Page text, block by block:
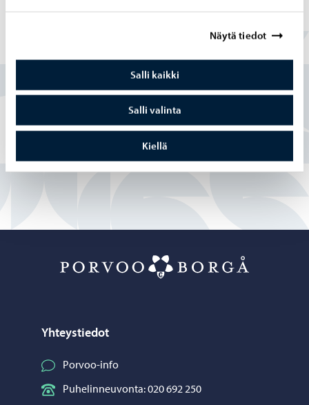
Näytä tiedot
Salli kaikki
Salli valinta
Kiellä
Kyllä
En
Yhteystiedot
Porvoo-info
Puhelinneuvonta: 020 692 250